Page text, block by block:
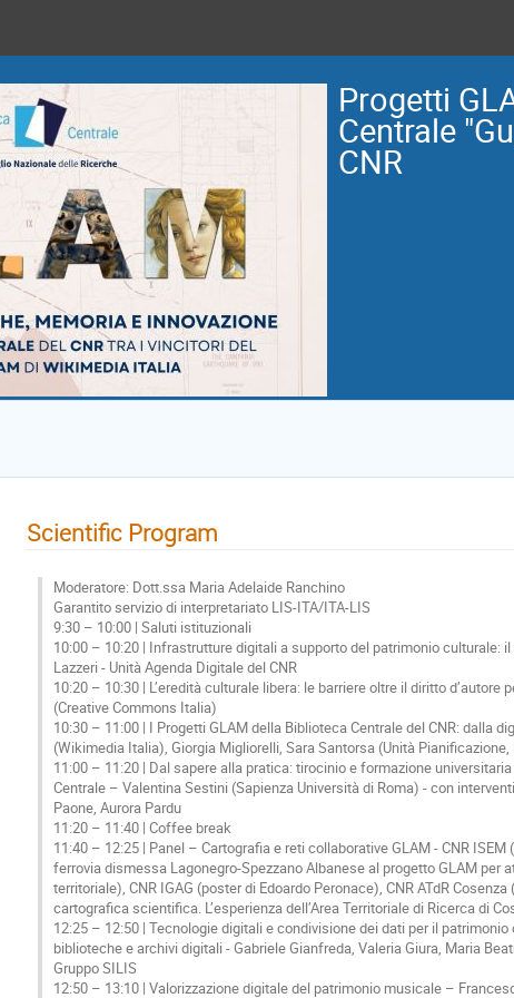
Progetti
Centrale
CNR
Scientific Program
Moderatore: Dott.ssa Maria Adelaide Ranchino
Garantito servizio di interpretariato LIS-ITA/ITA-LIS
9:30 – 10:00 | Saluti istituzionali
10:00 – 10:20 | Infrastrutture digitali a supporto del patrimonio culturale:
Lazzeri - Unità Agenda Digitale del CNR
10:20 – 10:30 | L’eredità culturale libera: le barriere oltre il diritto
(Creative Commons Italia)
10:30 – 11:00 | I Progetti GLAM della Biblioteca Centrale del CNR: dalla
(Wikimedia Italia), Giorgia Migliorelli, Sara Santorsa (Unità
11:00 – 11:20 | Dal sapere alla pratica: tirocinio e formazione
Centrale – Valentina Sestini (Sapienza Università di Roma) - con
Paone, Aurora Pardu
11:20 – 11:40 | Coffee break
11:40 – 12:25 | Panel – Cartografia e reti collaborative GLAM - CNR
ferrovia dismessa Lagonegro-Spezzano Albanese al progetto GLAM per
territoriale), CNR IGAG (poster di Edoardo Peronace), CNR ATdR
cartografica scientifica. L’esperienza dell’Area Territoriale di Ricerca di
12:25 – 12:50 | Tecnologie digitali e condivisione dei dati per il
biblioteche e archivi digitali - Gabriele Gianfreda, Valeria Giura, Maria
Gruppo SILIS
12:50 – 13:10 | Valorizzazione digitale del patrimonio musicale –